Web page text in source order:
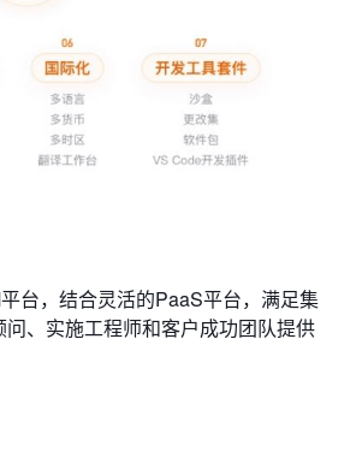
台，结合灵活的PaaS平台，满足集
、实施工程师和客户成功团队提供